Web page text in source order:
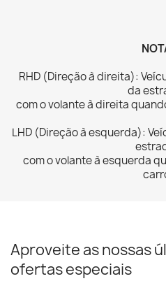
RHD (Direção à direita):
da
com o volante à direita
LHD (Direção à esquerda):
com o volante à esquerda
Aproveite as nossas
ofertas especiais